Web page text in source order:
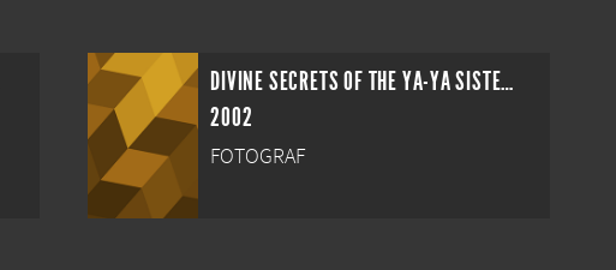
DIVINE SECRETS OF THE YA-YA SISTERHOOD
2002
FOTOGRAF